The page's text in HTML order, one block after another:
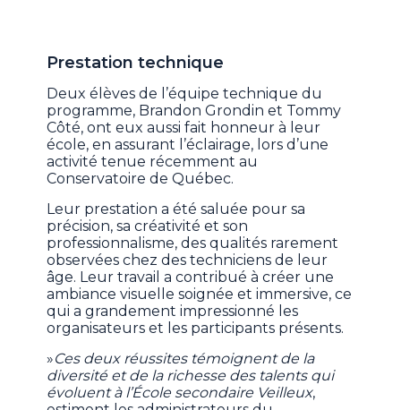
Prestation technique
Deux élèves de l’équipe technique du
programme, Brandon Grondin et Tommy
Côté, ont eux aussi fait honneur à leur
école, en assurant l’éclairage, lors d’une
activité tenue récemment au
Conservatoire de Québec.
Leur prestation a été saluée pour sa
précision, sa créativité et son
professionnalisme, des qualités rarement
observées chez des techniciens de leur
âge. Leur travail a contribué à créer une
ambiance visuelle soignée et immersive, ce
qui a grandement impressionné les
organisateurs et les participants présents.
»Ces deux réussites témoignent de la
diversité et de la richesse des talents qui
évoluent à l’École secondaire Veilleux,